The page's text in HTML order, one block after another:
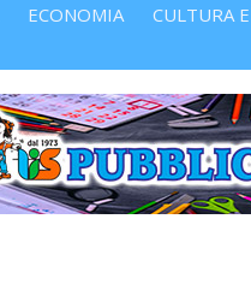
ECONOMIA CULTURA